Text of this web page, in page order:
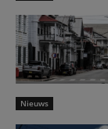
Nieuws